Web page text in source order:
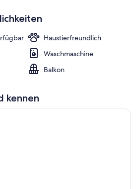
Haustierfreundlich
Waschmaschine
Balkon
kennen